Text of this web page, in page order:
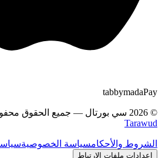
Pay
mada
tabby
©
2026 سي بورتال — جميع الحقوق
Tarawud
الشروط والأحكامسياسة الخصوصية
إعدادات ملفات الارتباط